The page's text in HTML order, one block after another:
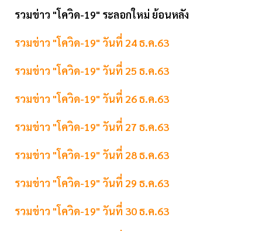
รวมข่าว "โควิด-19" ระลอกใหม่ ย้อนหลัง
รวมข่าว "โควิด-19" วันที่ 24 ธ.ค.63
รวมข่าว "โควิด-19" วันที่ 25 ธ.ค.63
รวมข่าว "โควิด-19" วันที่ 26 ธ.ค.63
รวมข่าว "โควิด-19" วันที่ 27 ธ.ค.63
รวมข่าว "โควิด-19" วันที่ 28 ธ.ค.63
รวมข่าว "โควิด-19" วันที่ 29 ธ.ค.63
รวมข่าว "โควิด-19" วันที่ 30 ธ.ค.63